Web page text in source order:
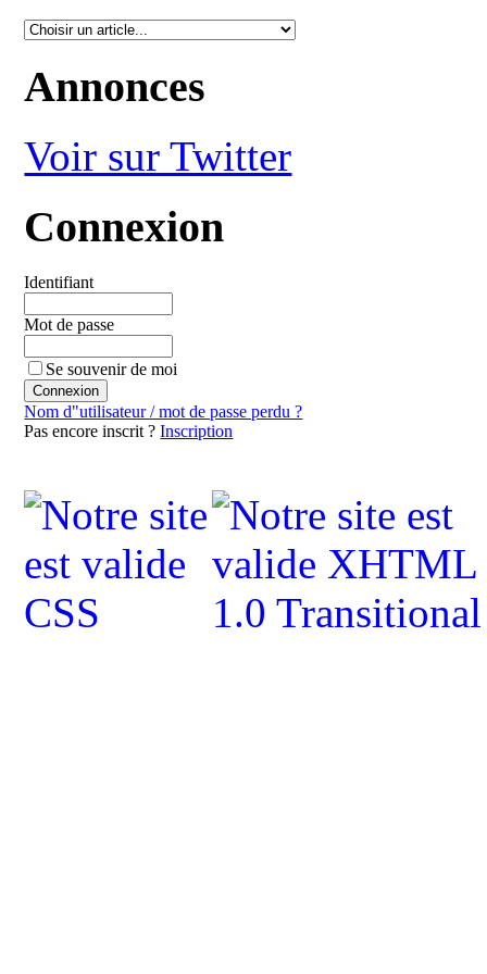
Annonces
Voir sur Twitter
Connexion
Identifiant
Mot de passe
Se souvenir de moi
Nom d"utilisateur / mot de passe perdu ?
Pas encore inscrit ?Inscription